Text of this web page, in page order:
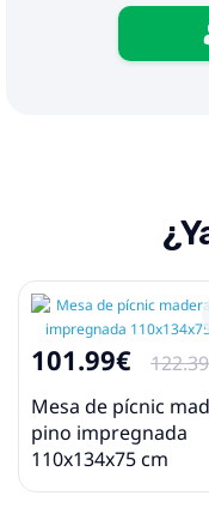
101.99€
Mesa de pícnic
pino impregnada
110x134x75 cm